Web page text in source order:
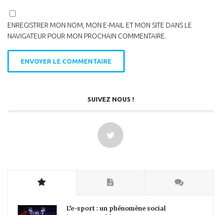
ENREGISTRER MON NOM, MON E-MAIL ET MON SITE DANS LE
NAVIGATEUR POUR MON PROCHAIN COMMENTAIRE.
SUIVEZ NOUS !
L’e-sport : un phénomène social